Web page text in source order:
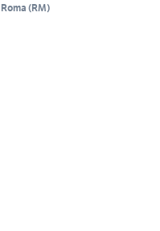
Roma (RM)